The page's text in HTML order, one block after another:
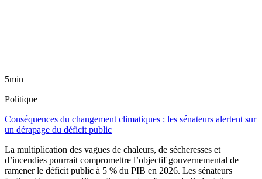
5min
Politique
Conséquences du changement climatiques : les sénateurs alertent sur
un dérapage du déficit public
La multiplication des vagues de chaleurs, de sécheresses et
d’incendies pourrait compromettre l’objectif gouvernemental de
ramener le déficit public à 5 % du PIB en 2026. Les sénateurs